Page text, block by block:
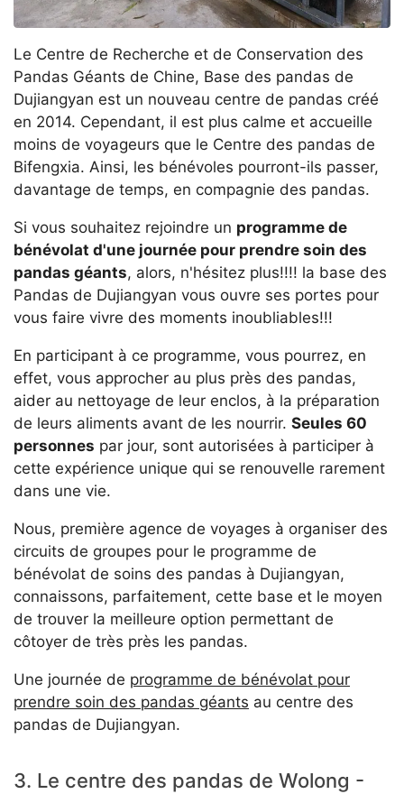
Le Centre de Recherche et de Conservation des
Pandas Géants de Chine, Base des pandas de
Dujiangyan est un nouveau centre de pandas créé
en 2014. Cependant, il est plus calme et accueille
moins de voyageurs que le Centre des pandas de
Bifengxia. Ainsi, les bénévoles pourront-ils passer,
davantage de temps, en compagnie des pandas.
Si vous souhaitez rejoindre un programme de
bénévolat d'une journée pour prendre soin des
pandas géants, alors, n'hésitez plus!!!! la base des
Pandas de Dujiangyan vous ouvre ses portes pour
vous faire vivre des moments inoubliables!!!
En participant à ce programme, vous pourrez, en
effet, vous approcher au plus près des pandas,
aider au nettoyage de leur enclos, à la préparation
de leurs aliments avant de les nourrir. Seules 60
personnes par jour, sont autorisées à participer à
cette expérience unique qui se renouvelle rarement
dans une vie.
Nous, première agence de voyages à organiser des
circuits de groupes pour le programme de
bénévolat de soins des pandas à Dujiangyan,
connaissons, parfaitement, cette base et le moyen
de trouver la meilleure option permettant de
côtoyer de très près les pandas.
Une journée de programme de bénévolat pour
prendre soin des pandas géants au centre des
pandas de Dujiangyan.
3. Le centre des pandas de Wolong -